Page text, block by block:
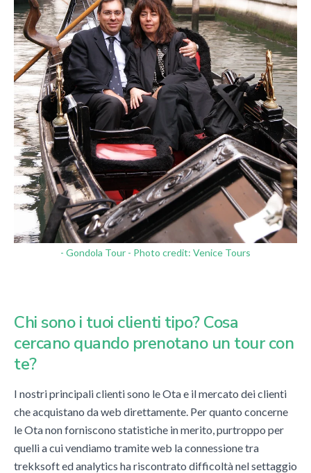
- Gondola Tour - Photo credit: Venice Tours
Chi sono i tuoi clienti tipo? Cosa
cercano quando prenotano un tour con
te?
I nostri principali clienti sono le Ota e il mercato dei clienti
che acquistano da web direttamente. Per quanto concerne
le Ota non forniscono statistiche in merito, purtroppo per
quelli a cui vendiamo tramite web la connessione tra
trekksoft ed analytics ha riscontrato difficoltà nel settaggio